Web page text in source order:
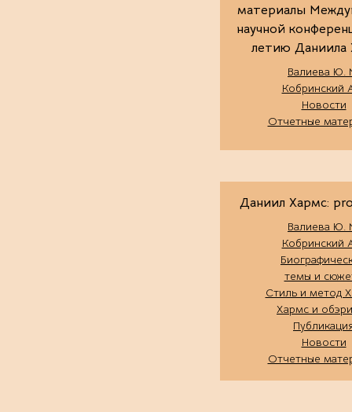
материалы
научной
летию Даниила
Валиева Ю.
Кобринский
Новости
Отчетные
Даниил Хармс:
Валиева Ю.
Кобринский
темы и
Стиль и метод
Хармс и
Новости
Отчетные